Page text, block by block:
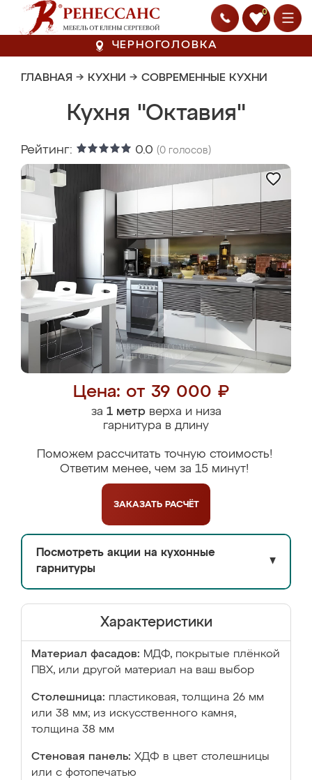
0
ЧЕРНОГОЛОВКА
ГЛАВНАЯ → КУХНИ → СОВРЕМЕННЫЕ КУХНИ
Кухня "Октавия"
Рейтинг: 0.0 (0 голосов)
Цена: от 39 000 ₽
за 1 метрверха и низа
гарнитура в длину
Поможем рассчитать точную стоимость!
Ответим менее, чем за 15 минут!
ЗАКАЗАТЬ РАСЧЁТ
Посмотреть акции на кухонные
гарнитуры
▼
Характеристики
Материал фасадов: МДФ, покрытые плёнкой
ПВХ, или другой материал на ваш выбор
Столешница: пластиковая, толщина 26 мм
или 38 мм; из искусственного камня,
толщина 38 мм
Стеновая панель: ХДФ в цвет столешницы
или с фотопечатью